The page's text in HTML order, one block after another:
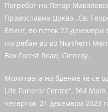
Погребот на Петар
Православна Црква „Св.
Епинг, во петок 22 декември
погребан во во Northern
Box Forest Road, Glenroy.
Молитвата на бдение ќе се
Life Funeral Centre“, 364
четврток, 21 декември 2023